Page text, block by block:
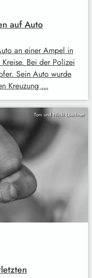
auf Auto
an einer Ampel in
Bei der Polizei
Sein Auto wurde
Kreuzung …
Tom und Nicki Löschner